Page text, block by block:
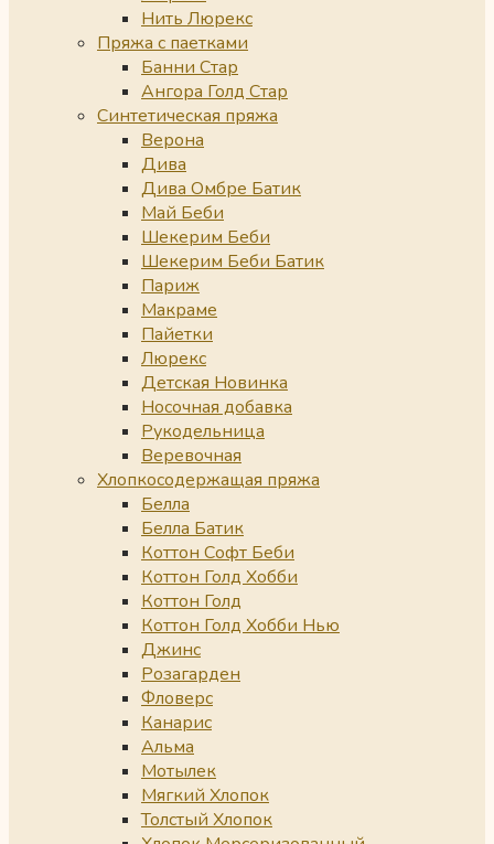
Нить Люрекс
Пряжа с паетками
Банни Стар
Ангора Голд Стар
Синтетическая пряжа
Верона
Дива
Дива Омбре Батик
Май Беби
Шекерим Беби
Шекерим Беби Батик
Париж
Макраме
Пайетки
Люрекс
Детская Новинка
Носочная добавка
Рукодельница
Веревочная
Хлопкосодержащая пряжа
Белла
Белла Батик
Коттон Софт Беби
Коттон Голд Хобби
Коттон Голд
Коттон Голд Хобби Нью
Джинс
Розагарден
Фловерс
Канарис
Альма
Мотылек
Мягкий Хлопок
Толстый Хлопок